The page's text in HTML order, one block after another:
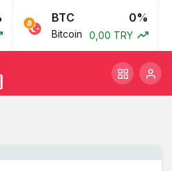
BTC 0%
Bitcoin 0,00 TRY